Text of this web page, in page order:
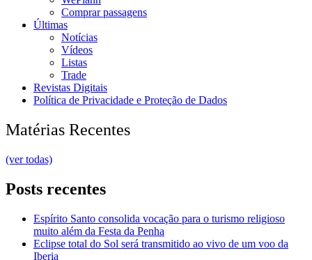
Comprar passagens
Últimas
Notícias
Vídeos
Listas
Trade
Revistas Digitais
Política de Privacidade e Proteção de Dados
Matérias Recentes
(ver todas)
Posts recentes
Espírito Santo consolida vocação para o turismo religioso
muito além da Festa da Penha
Eclipse total do Sol será transmitido ao vivo de um voo da
Iberia